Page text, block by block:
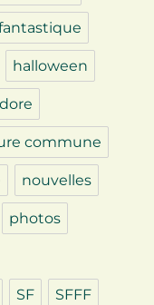
halloween
commune
nouvelles
photos
SF SFFF